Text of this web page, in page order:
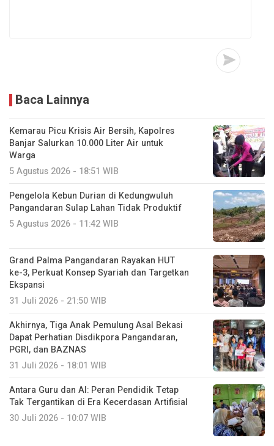
Baca Lainnya
Kemarau Picu Krisis Air Bersih, Kapolres
Banjar Salurkan 10.000 Liter Air untuk
Warga
5 Agustus 2026 - 18:51 WIB
Pengelola Kebun Durian di Kedungwuluh
Pangandaran Sulap Lahan Tidak Produktif ‎
5 Agustus 2026 - 11:42 WIB
Grand Palma Pangandaran Rayakan HUT
ke-3, Perkuat Konsep Syariah dan Targetkan
Ekspansi
31 Juli 2026 - 21:50 WIB
Akhirnya, Tiga Anak Pemulung Asal Bekasi
Dapat Perhatian Disdikpora Pangandaran,
PGRI, dan BAZNAS
31 Juli 2026 - 18:01 WIB
Antara Guru dan AI: Peran Pendidik Tetap
Tak Tergantikan di Era Kecerdasan Artifisial
30 Juli 2026 - 10:07 WIB